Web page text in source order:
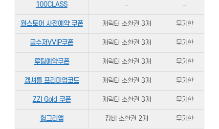
100CLASS – –
원스토어 사전예약 쿠폰 캐릭터 소환권 3개 무기한
금수저VVIP쿠폰 캐릭터 소환권 3개 무기한
루팅예약쿠폰 캐릭터 소환권 3개 무기한
겜셔틀 프리미엄코드 캐릭터 소환권 3개 무기한
ZZI Gold 쿠폰 캐릭터 소환권 3개 무기한
헝그리앱 장비 소환권 2개 무기한